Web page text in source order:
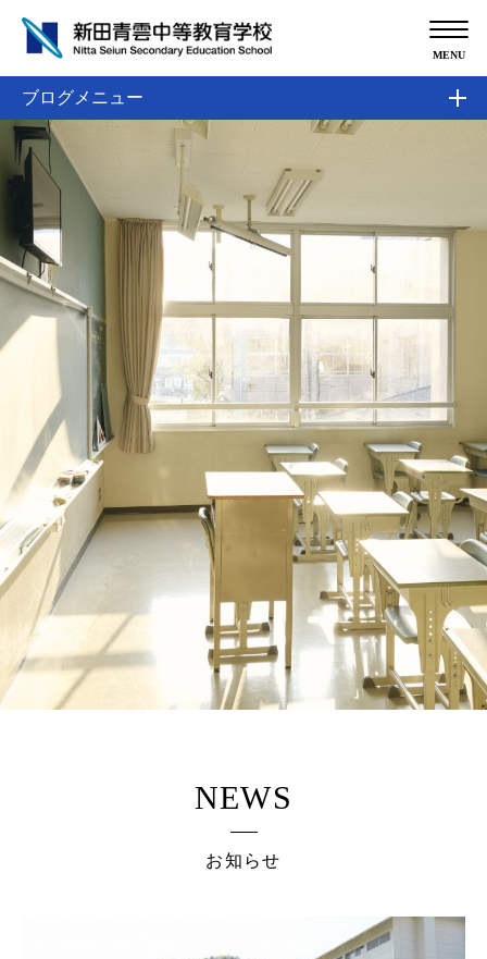
NEWS
お知らせ